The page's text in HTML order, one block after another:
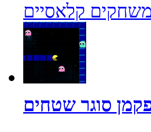
משחקים קלאסיים
סוגר שטחים